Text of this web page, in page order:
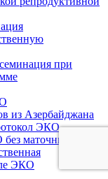
при
из Азербайджана
ЭКО
маточных труб
ЭКО